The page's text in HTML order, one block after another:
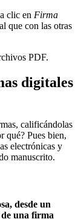
clic en Firma
que con las otras
PDF.
digitales
calificándolas
qué? Pues bien,
electrónicas y
manuscrito.
desde un
una firma